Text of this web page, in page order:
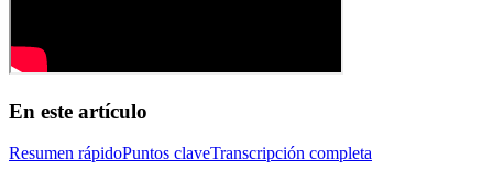
En este artículo
Resumen rápidoPuntos claveTranscripción completa